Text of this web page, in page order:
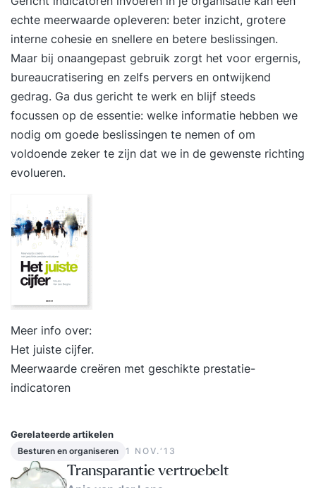
echte meerwaarde opleveren: beter inzicht, grotere
interne cohesie en snellere en betere beslissingen.
Maar bij onaangepast gebruik zorgt het voor ergernis,
bureaucratisering en zelfs pervers en ontwijkend
gedrag. Ga dus gericht te werk en blijf steeds
focussen op de essentie: welke informatie hebben we
nodig om goede beslissingen te nemen of om
voldoende zeker te zijn dat we in de gewenste richting
evolueren.
Meer info over:
Het juiste cijfer.
Meerwaarde creëren met geschikte prestatie-
indicatoren
Gerelateerde artikelen
Besturen en organiseren 1 NOV.‘13
Transparantie vertroebelt